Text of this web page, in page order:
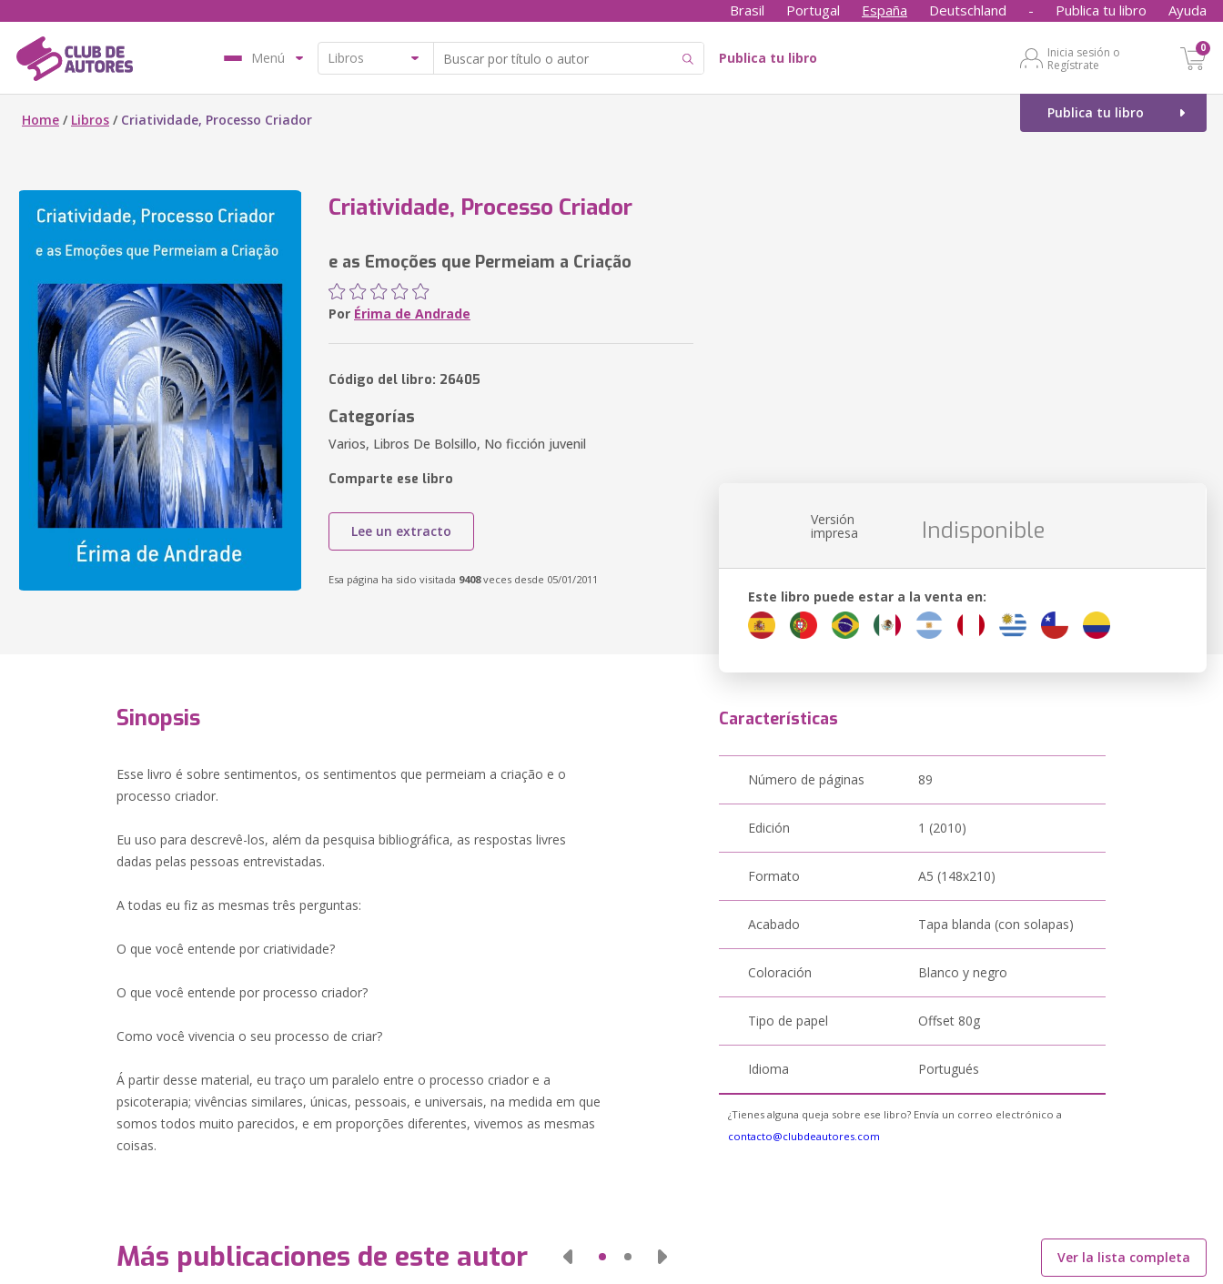
Brasil Portugal España Deutschland - Publica tu libro Ayuda
Menú Publica tu libro
Inicia sesión o
Regístrate
0
Publica tu libro
Home / Libros / Criatividade, Processo Criador
Criatividade, Processo Criador
e as Emoções que Permeiam a Criação
Por Érima de Andrade
Código del libro: 26405
Categorías
Varios, Libros De Bolsillo, No ficción juvenil
Comparte ese libro
Lee un extracto
Esa página ha sido visitada 9408veces desde 05/01/2011
Versión
impresa Indisponible
Este libro puede estar a la venta en:
Sinopsis
Esse livro é sobre sentimentos, os sentimentos que permeiam a criação e o
processo criador.
Eu uso para descrevê-los, além da pesquisa bibliográfica, as respostas livres
dadas pelas pessoas entrevistadas.
A todas eu fiz as mesmas três perguntas:
O que você entende por criatividade?
O que você entende por processo criador?
Como você vivencia o seu processo de criar?
Á partir desse material, eu traço um paralelo entre o processo criador e a
psicoterapia; vivências similares, únicas, pessoais, e universais, na medida em que
somos todos muito parecidos, e em proporções diferentes, vivemos as mesmas
coisas.
Características
Número de páginas 89
Edición 1 (2010)
Formato A5 (148x210)
Acabado Tapa blanda (con solapas)
Coloración Blanco y negro
Tipo de papel Offset 80g
Idioma Portugués
¿Tienes alguna queja sobre ese libro? Envía un correo electrónico a
contacto@clubdeautores.com
Más publicaciones de este autor Ver la lista completa